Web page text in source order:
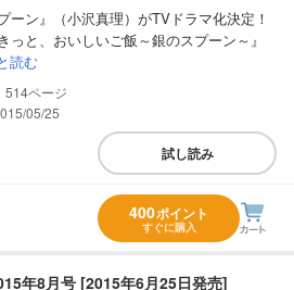
ーン』（小沢真理）がTVドラマ化決定！
っと、おいしいご飯～銀のスプーン～』
読む
514
05/25
試し読み
400ポイント
すぐに購入
年8月号 [2015年6月25日発売]